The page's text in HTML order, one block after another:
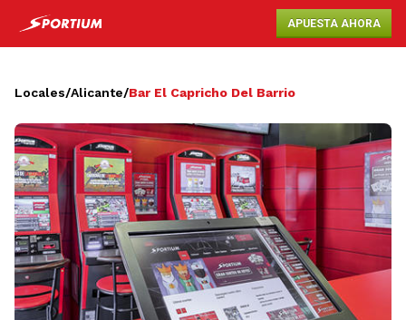
APUESTA AHORA
Locales/Alicante/Bar El Capricho Del Barrio